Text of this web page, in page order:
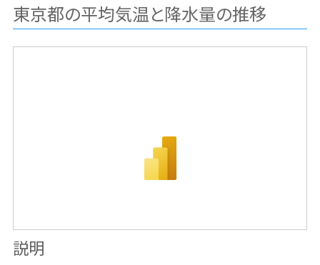
東京都の平均気温と降水量の推移
説明